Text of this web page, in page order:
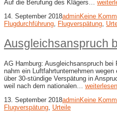
Auf die Berufung des Klägers…
14. September 2018adminKeine
Flugdurchführung, Flugverspätung,
Ausgleichsanspruch
AG Hamburg: Ausgleichsanspruch bei
nahm ein Luftfahrtunternehmen
über 30-stündige Verspätung in
weil nach dem nationalen…
13. September 2018adminKeine
Flugverspätung, Urteile